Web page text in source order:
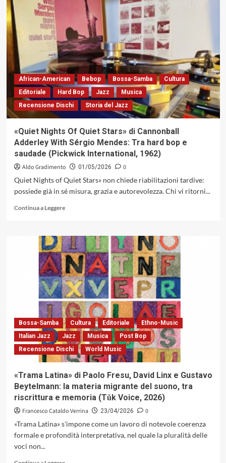
Venere»
di
Lucia
Dall’Olio:
costellazione
sentimentale,
tra
ironia
affettiva
e
(EMME
Record
Label,
2026)
African-American Bebop Bossa-Samba
Cultura
Editoriale
Hard Bop Jazz
Musica
Recensione Dischi
Storia del Jazz
«Quiet Nights Of Quiet Stars» di Cannonball
Adderley With Sérgio Mendes: Tra hard bop e
saudade (Pickwick International, 1962)
Aldo Gradimento 01/05/2026
0
Quiet Nights of Quiet Stars» non chiede riabilitazioni tardive:
possiede già in sé misura, grazia e autorevolezza. Chi vi ritorni...
Continua a LeggereLeggi
su
«Quiet
Nights
Of
Quiet
Stars»
di
Cannonball
Adderley
With
Sérgio
Mendes:
Tra
hard
e
saudade
(Pickwick
International,
Bossa-Samba Cultura Editoriale
Ethno-Music
Italian Jazz
Jazz Musica
Post Bop
Recensione Dischi
World Music
«Trama Latina» di Paolo Fresu, David Linx e Gustavo
Beytelmann: la materia migrante del suono, tra
riscrittura e memoria (Tǔk Voice, 2026)
Francesco Cataldo Verrina 23/04/2026
0
«Trama Latina» s'impone come un lavoro di notevole coerenza
formale e profondità interpretativa, nel quale la pluralità delle
voci non...
Leggi